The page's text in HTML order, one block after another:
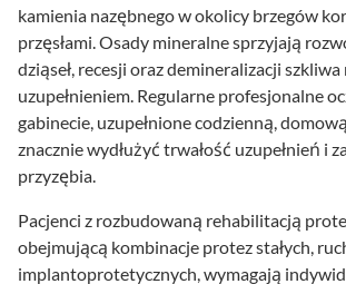
kamienia nazębnego w okolicy brzegów
przęsłami. Osady mineralne sprzyjają
dziąseł, recesji oraz demineralizacji szkliwa
uzupełnieniem. Regularne profesjonalne
gabinecie, uzupełnione codzienną,
znacznie wydłużyć trwałość uzupełnień i
przyzębia.
Pacjenci z rozbudowaną rehabilitacją
obejmującą kombinacje protez stałych,
implantoprotetycznych, wymagają